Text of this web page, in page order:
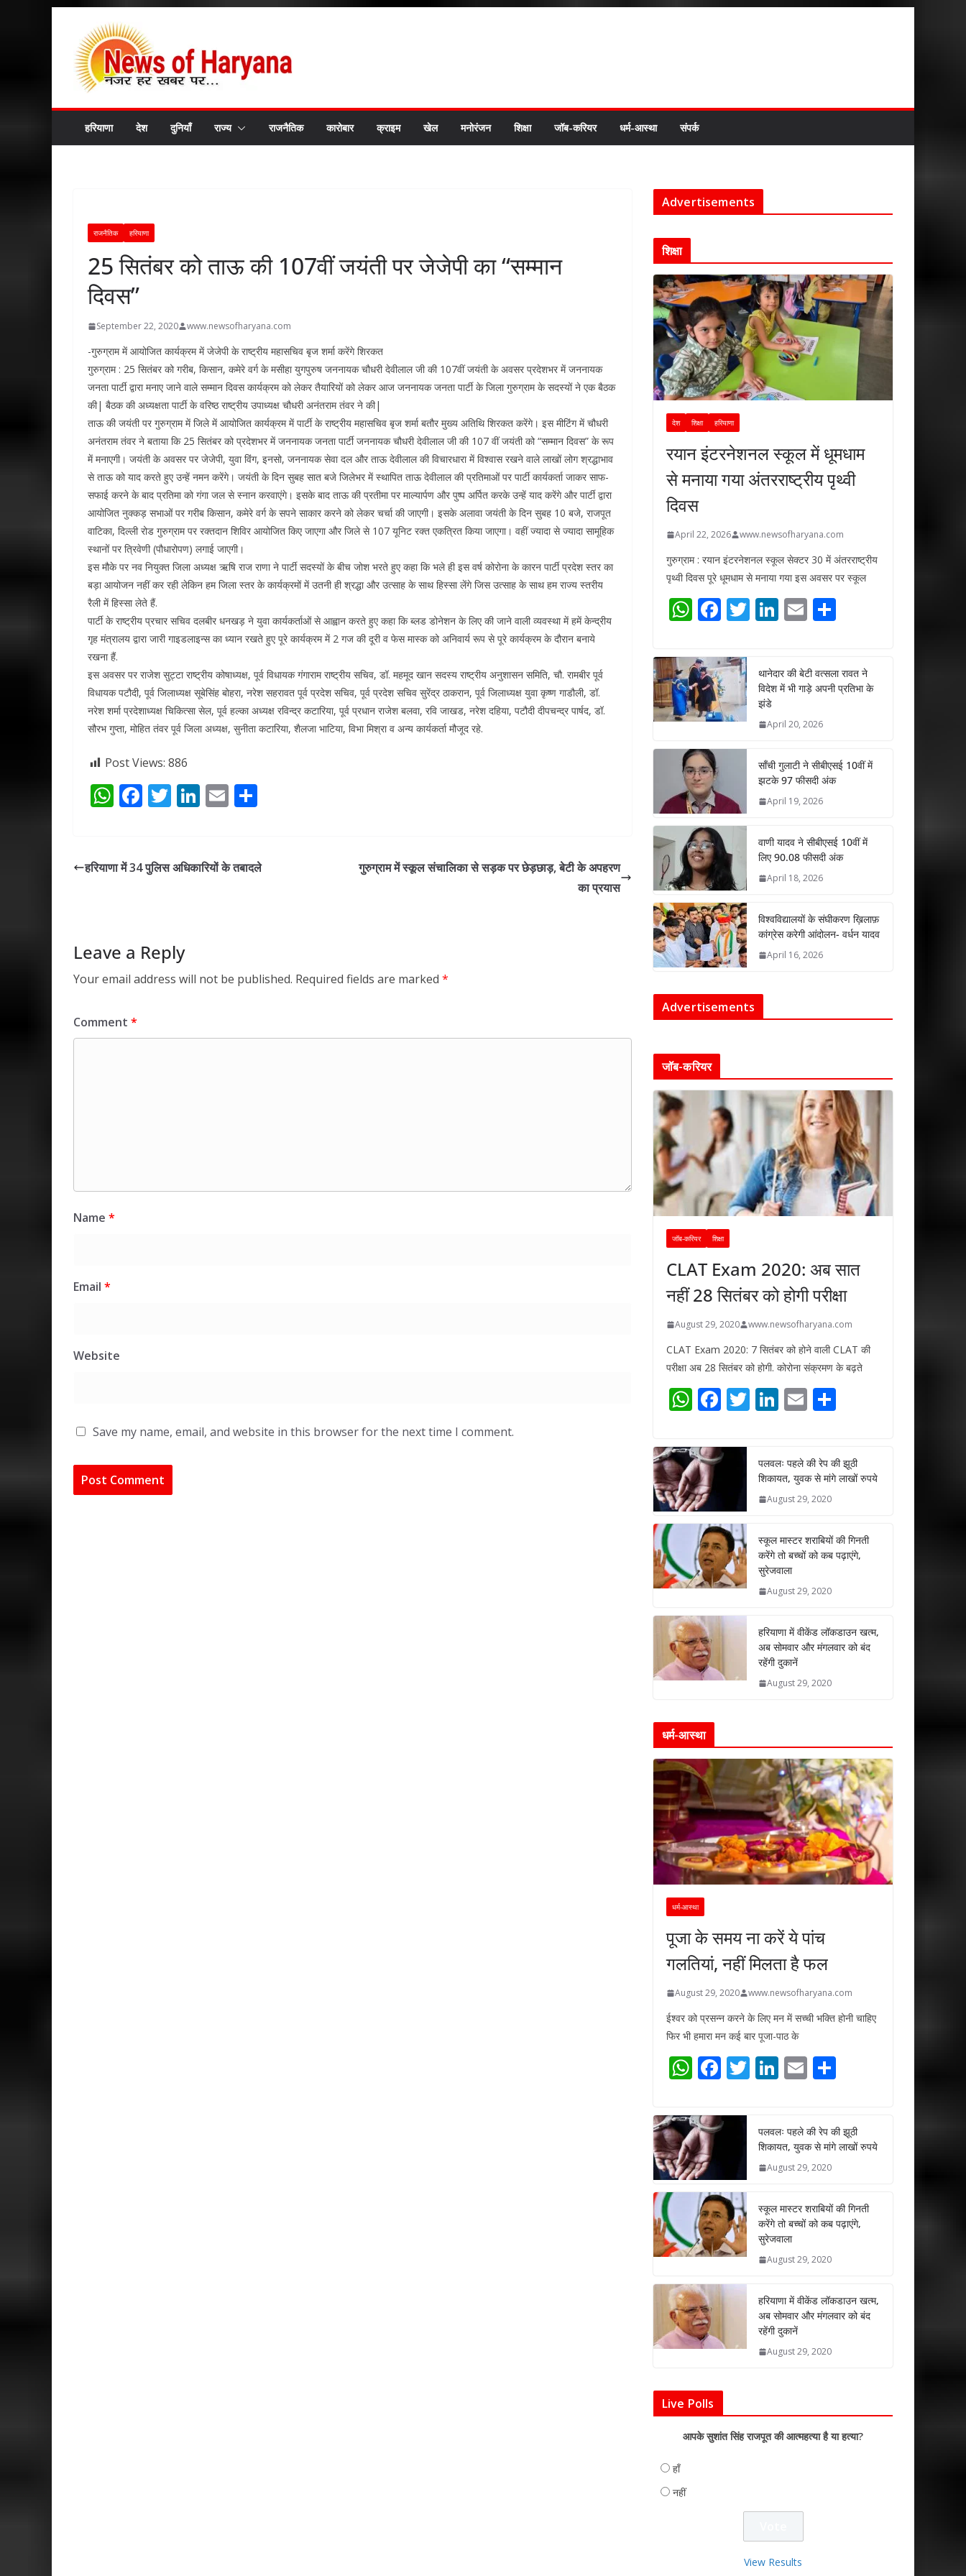
content
हरियाणा देश दुनियाँ राज्य राजनैतिक कारोबार क्राइम खेल मनोरंजन शिक्षा जॉब-करियर धर्म-आस्था संपर्क
राजनैतिक हरियाणा
25 सितंबर को ताऊ की 107वीं जयंती पर जेजेपी का “सम्मान
दिवस”
September 22, 2020 www.newsofharyana.com
-गुरुग्राम में आयोजित कार्यक्रम में जेजेपी के राष्ट्रीय महासचिव बृज शर्मा करेंगे शिरकत
गुरुग्राम : 25 सितंबर को गरीब, किसान, कमेरे वर्ग के मसीहा युगपुरुष जननायक चौधरी देवीलाल जी की 107वीं जयंती के अवसर प्रदेशभर में जननायक
जनता पार्टी द्वारा मनाए जाने वाले सम्मान दिवस कार्यक्रम को लेकर तैयारियों को लेकर आज जननायक जनता पार्टी के जिला गुरुग्राम के सदस्यों ने एक बैठक
की| बैठक की अध्यक्षता पार्टी के वरिष्ठ राष्ट्रीय उपाध्यक्ष चौधरी अनंतराम तंवर ने की|
ताऊ की जयंती पर गुरुग्राम में जिले में आयोजित कार्यक्रम में पार्टी के राष्ट्रीय महासचिव बृज शर्मा बतौर मुख्य अतिथि शिरकत करेंगे। इस मीटिंग में चौधरी
अनंतराम तंवर ने बताया कि 25 सितंबर को प्रदेशभर में जननायक जनता पार्टी जननायक चौधरी देवीलाल जी की 107 वीं जयंती को “सम्मान दिवस” के रूप
में मनाएगी। जयंती के अवसर पर जेजेपी, युवा विंग, इनसो, जननायक सेवा दल और ताऊ देवीलाल की विचारधारा में विश्वास रखने वाले लाखों लोग श्रद्धाभाव
से ताऊ को याद करते हुए उन्हें नमन करेंगे। जयंती के दिन सुबह सात बजे जिलेभर में स्थापित ताऊ देवीलाल की प्रतिमाओं पर पार्टी कार्यकर्ता जाकर साफ-
सफाई करने के बाद प्रतिमा को गंगा जल से स्नान करवाएंगे। इसके बाद ताऊ की प्रतीमा पर माल्यार्पण और पुष्प अर्पित करके उन्हें याद करेंगे और पार्टी द्वारा
आयोजित नुक्कड़ सभाओं पर गरीब किसान, कमेरे वर्ग के सपने साकार करने को लेकर चर्चा की जाएगी। इसके अलावा जयंती के दिन सुबह 10 बजे, राजपूत
वाटिका, दिल्ली रोड गुरुग्राम पर रक्तदान शिविर आयोजित किए जाएगा और जिले से 107 यूनिट रक्त एकत्रित किया जाएगा। वहीं ज्यादा से ज्यादा सामूहिक
स्थानों पर त्रिवेणी (पौधारोपण) लगाई जाएगी।
इस मौके पर नव नियुक्त जिला अध्यक्ष ऋषि राज राणा ने पार्टी सदस्यों के बीच जोश भरते हुए कहा कि भले ही इस वर्ष कोरोना के कारन पार्टी प्रदेश स्तर का
बड़ा आयोजन नहीं कर रही लेकिन हम जिला स्तर के कार्यक्रमों में उतनी ही श्रद्धा और उत्साह के साथ हिस्सा लेंगे जिस उत्साह के साथ हम राज्य स्तरीय
रैली में हिस्सा लेते हैं.
पार्टी के राष्ट्रीय प्रचार सचिव दलबीर धनखड़ ने युवा कार्यकर्ताओं से आह्वान करते हुए कहा कि ब्लड डोनेशन के लिए की जाने वाली व्यवस्था में हमें केन्द्रीय
गृह मंत्रालय द्वारा जारी गाइडलाइन्स का ध्यान रखते हुए पूरे कार्यक्रम में 2 गज की दूरी व फेस मास्क को अनिवार्य रूप से पूरे कार्यक्रम के दौरान बनाये
रखना हैं.
इस अवसर पर राजेश सुट्टा राष्ट्रीय कोषाध्यक्ष, पूर्व विधायक गंगाराम राष्ट्रीय सचिव, डॉ. महमूद खान सदस्य राष्ट्रीय अनुशासन समिति, चौ. रामबीर पूर्व
विधायक पटौदी, पूर्व जिलाध्यक्ष सूबेसिंह बोहरा, नरेश सहरावत पूर्व प्रदेश सचिव, पूर्व प्रदेश सचिव सुरेंद्र ठाकरान, पूर्व जिलाध्यक्ष युवा कृष्ण गाडौली, डॉ.
नरेश शर्मा प्रदेशाध्यक्ष चिकित्सा सेल, पूर्व हल्का अध्यक्ष रविन्द्र कटारिया, पूर्व प्रधान राजेश बलवा, रवि जाखड, नरेश दहिया, पटौदी दीपचन्द्र पार्षद, डॉ.
सौरभ गुप्ता, मोहित तंवर पूर्व जिला अध्यक्ष, सुनीता कटारिया, शैलजा भाटिया, विभा मिश्रा व अन्य कार्यकर्ता मौजूद रहे.
Post Views: 886
W
s
F
b
T
er
Li
e
E
l e
हरियाणा में 34 पुलिस अधिकारियों के तबादले
गुरुग्राम में स्कूल संचालिका से सड़क पर छेड़छाड़, बेटी के अपहरण
का प्रयास
Leave a Reply
Your email address will not be published. Required fields are marked *
Comment *
Name *
Email *
Website
Save my name, email, and website in this browser for the next time I comment.
Advertisements
शिक्षा
देश शिक्षा हरियाणा
रयान इंटरनेशनल स्कूल में धूमधाम
से मनाया गया अंतरराष्ट्रीय पृथ्वी
दिवस
April 22, 2026 www.newsofharyana.com
गुरुग्राम : रयान इंटरनेशनल स्कूल सेक्टर 30 में अंतरराष्ट्रीय
पृथ्वी दिवस पूरे धूमधाम से मनाया गया इस अवसर पर स्कूल
W
at
s
A
p
p
F
e
b
o
o
k
T
er
Li
e
dI
n
E
l e
थानेदार की बेटी वत्सला रावत ने
विदेश में भी गाड़े अपनी प्रतिभा के
झंडे
April 20, 2026
साँची गुलाटी ने सीबीएसई 10वीं में
झटके 97 फीसदी अंक
April 19, 2026
वाणी यादव ने सीबीएसई 10वीं में
लिए 90.08 फीसदी अंक
April 18, 2026
विश्वविद्यालयों के संघीकरण ख़िलाफ़
कांग्रेस करेगी आंदोलन- वर्धन यादव
April 16, 2026
Advertisements
जॉब-करियर
जॉब-करियर शिक्षा
CLAT Exam 2020: अब सात
नहीं 28 सितंबर को होगी परीक्षा
August 29, 2020 www.newsofharyana.com
CLAT Exam 2020: 7 सितंबर को होने वाली CLAT की
परीक्षा अब 28 सितंबर को होगी. कोरोना संक्रमण के बढ़ते
W
at
s
A
p
p
F
e
b
o
k
T
er
Li
e
dI
n
E
l e
पलवलः पहले की रेप की झूठी
शिकायत, युवक से मांगे लाखों रुपये
August 29, 2020
स्कूल मास्टर शराबियों की गिनती
करेंगे तो बच्चों को कब पढ़ाएंगे,
सुरेजवाला
August 29, 2020
हरियाणा में वीकेंड लॉकडाउन खत्म,
अब सोमवार और मंगलवार को बंद
रहेंगी दुकानें
August 29, 2020
धर्म-आस्था
धर्म-आस्था
पूजा के समय ना करें ये पांच
गलतियां, नहीं मिलता है फल
August 29, 2020 www.newsofharyana.com
ईश्वर को प्रसन्न करने के लिए मन में सच्ची भक्ति होनी चाहिए
फिर भी हमारा मन कई बार पूजा-पाठ के
W
at
s
A
p
p
F
e
b
o
k
T
er
Li
e
dI
n
E
l e
पलवलः पहले की रेप की झूठी
शिकायत, युवक से मांगे लाखों रुपये
August 29, 2020
स्कूल मास्टर शराबियों की गिनती
करेंगे तो बच्चों को कब पढ़ाएंगे,
सुरेजवाला
August 29, 2020
हरियाणा में वीकेंड लॉकडाउन खत्म,
अब सोमवार और मंगलवार को बंद
रहेंगी दुकानें
August 29, 2020
Live Polls
आपके सुशांत सिंह राजपूत की आत्महत्या है या हत्या?
हाँ
नहीं
View Results